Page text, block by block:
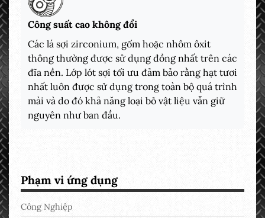
Công suất cao không đổi
Các lá sợi zirconium, gốm hoặc nhôm ôxit
thông thường được sử dụng đồng nhất trên các
đĩa nền. Lớp lót sợi tối ưu đảm bảo rằng hạt tươi
nhất luôn được sử dụng trong toàn bộ quá trình
mài và do đó khả năng loại bỏ vật liệu vẫn giữ
nguyên như ban đầu.
Phạm vi ứng dụng
Công Nghiệp